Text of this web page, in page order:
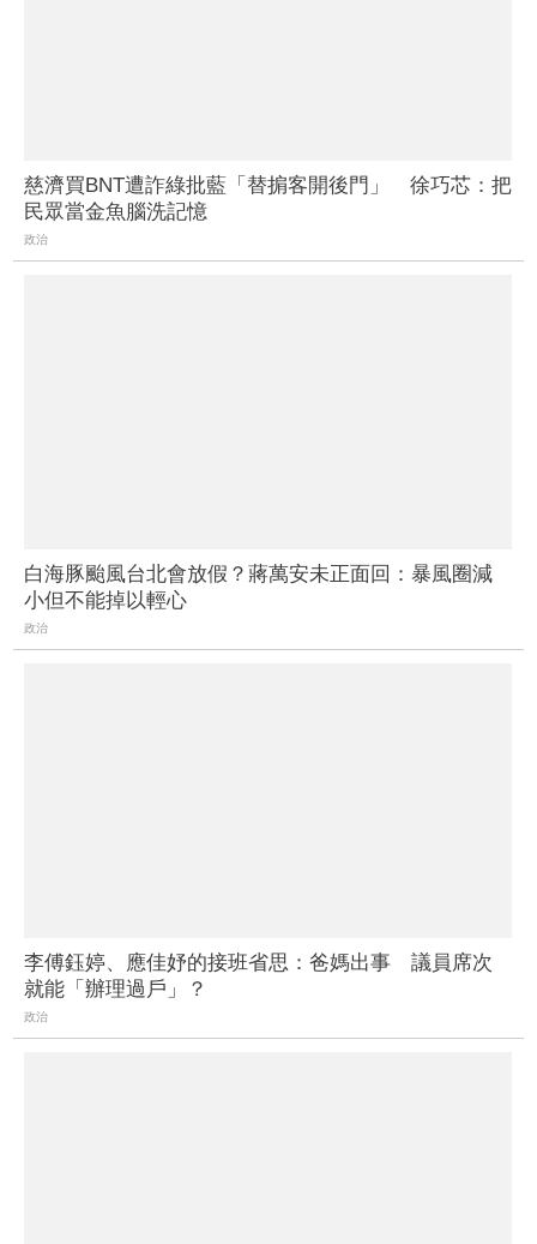
慈濟買BNT遭詐綠批藍「替掮客開後門」 徐巧芯：把
民眾當金魚腦洗記憶
政治
白海豚颱風台北會放假？蔣萬安未正面回：暴風圈減
小但不能掉以輕心
政治
李傅鈺婷、應佳妤的接班省思：爸媽出事 議員席次
就能「辦理過戶」？
政治